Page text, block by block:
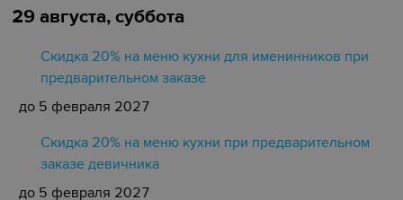
29 августа, суббота
Скидка 20% на меню кухни для именинников при
предварительном заказе
до 5 февраля 2027
Скидка 20% на меню кухни при предварительном
заказе девичника
до 5 февраля 2027